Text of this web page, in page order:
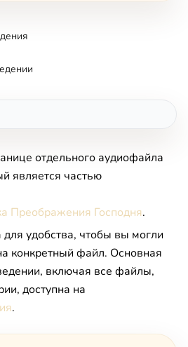
отдельного аудиофайла
является частью
Преображения Господня.
удобства, чтобы вы могли
конкретный файл. Основная
включая все файлы,
доступна на
.